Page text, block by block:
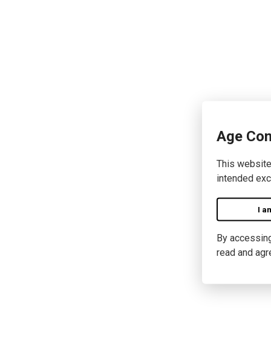
Age
This
intended
I
By
read and